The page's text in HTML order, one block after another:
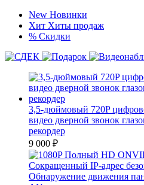
New Новинки
Хит Хиты продаж
% Скидки
3,5-дюймовый 720P
видео дверной звонок
рекордер
9 000 ₽